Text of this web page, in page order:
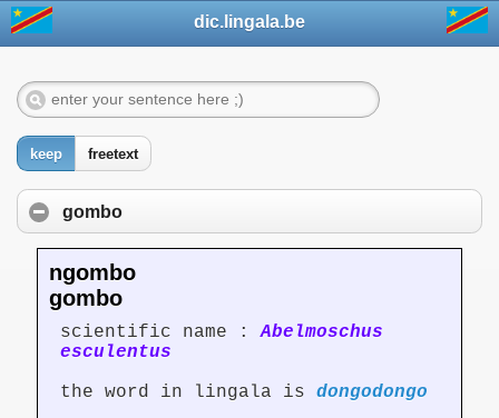
dic.lingala.be
keep freetext
gombo
ngombo
gombo
scientific name :Abelmoschus
esculentus
the word in lingala is dongodongo